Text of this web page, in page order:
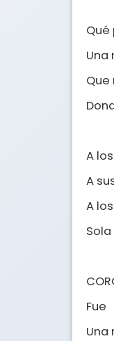
Una
A
A
A
Fue
Una